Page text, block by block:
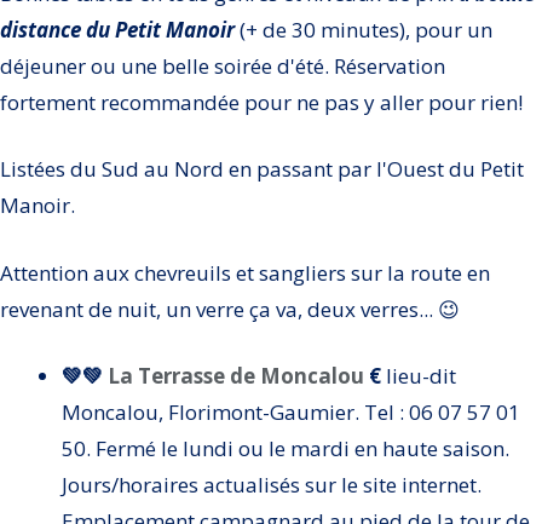
distance du Petit Manoir(+ de 30 minutes), pour un
déjeuner ou une belle soirée d'été. Réservation
fortement recommandée pour ne pas y aller pour rien!
Listées du Sud au Nord en passant par l'Ouest du Petit
Manoir.
Attention aux chevreuils et sangliers sur la route en
revenant de nuit, un verre ça va, deux verres... 😉
💚💚 La Terrasse de Moncalou € lieu-dit
Moncalou, Florimont-Gaumier. Tel : 06 07 57 01
50. Fermé le lundi ou le mardi en haute saison.
Jours/horaires actualisés sur le site internet.